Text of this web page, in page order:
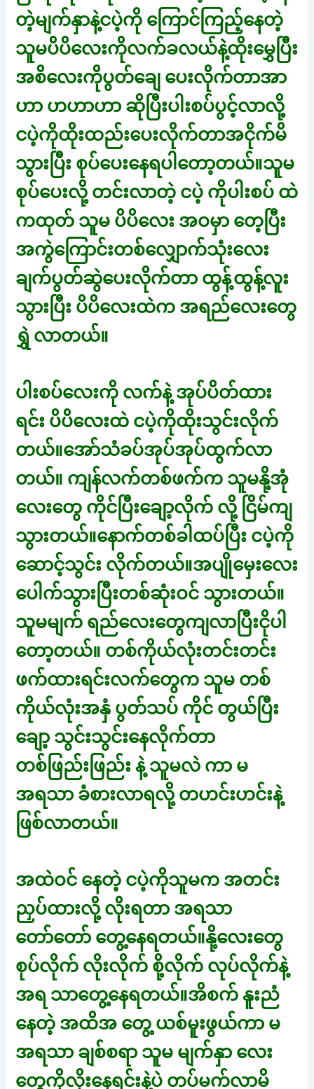
တဲ့မျက်နှာနဲ့ငပဲ့ကို ကြောင်ကြည့်နေတဲ့
သူမပိပိလေးကိုလက်ခလယ်နဲ့ထိုးမွှေပြီး
အစိလေးကိုပွတ်ချေ ပေးလိုက်တာအာ
ဟာ ဟဟာဟာ ဆိုပြီးပါးစပ်ပွင့်လာလို့
ငပဲ့ကိုထိုးထည်းပေးလိုက်တာအငိုက်မိ
သွားပြီး စုပ်ပေးနေရပါတော့တယ်။သူမ
စုပ်ပေးလို့ တင်းလာတဲ့ ငပဲ့ ကိုပါးစပ် ထဲ
ကထုတ် သူမ ပိပိလေး အဝမှာ တေ့ပြီး
အကွဲကြောင်းတစ်လျှောက်သုံးလေး
ချက်ပွတ်ဆွဲပေးလိုက်တာ ထွန့်ထွန့်လူး
သွားပြီး ပိပိလေးထဲက အရည်လေးတွေ
ရွှဲ လာတယ်။
ပါးစပ်လေးကို လက်နဲ့ အုပ်ပိတ်ထား
ရင်း ပိပိလေးထဲ ငပဲ့ကိုထိုးသွင်းလိုက်
တယ်။အော်သံခပ်အုပ်အုပ်ထွက်လာ
တယ်။ ကျန်လက်တစ်ဖက်က သူမနို့အုံ
လေးတွေ ကိုင်ပြီးချော့လိုက် လို့ ငြိမ်ကျ
သွားတယ်။နောက်တစ်ခါထပ်ပြီး ငပဲ့ကို
ဆောင့်သွင်း လိုက်တယ်။အပျိုမှေးလေး
ပေါက်သွားပြီးတစ်ဆုံးဝင် သွားတယ်။
သူမမျက် ရည်လေးတွေကျလာပြီးငိုပါ
တော့တယ်။ တစ်ကိုယ်လုံးတင်းတင်း
ဖက်ထားရင်းလက်တွေက သူမ တစ်
ကိုယ်လုံးအနှံ ပွတ်သပ် ကိုင် တွယ်ပြီး
ချော့ သွင်းသွင်းနေလိုက်တာ
တစ်ဖြည်းဖြည်း နဲ့ သူမလဲ ကာ မ
အရသာ ခံစားလာရလို့ တဟင်းဟင်းနဲ့
ဖြစ်လာတယ်။
အထဲဝင် နေတဲ့ ငပဲ့ကိုသူမက အတင်း
ညှပ်ထားလို့ လိုးရတာ အရသာ
တော်တော် တွေ့နေရတယ်။နို့လေးတွေ
စုပ်လိုက် လိုးလိုက် စို့လိုက် လုပ်လိုက်နဲ့
အရ သာတွေ့နေရတယ်။အိစက် နူးညံ
နေတဲ့ အထိအ တွေ့ ယစ်မူးဖွယ်ကာ မ
အရသာ ချစ်စရာ သူမ မျက်နှာ လေး
တွေကိုလိုးနေရင်းနဲ့ပဲ တပ်မက်လာမိ